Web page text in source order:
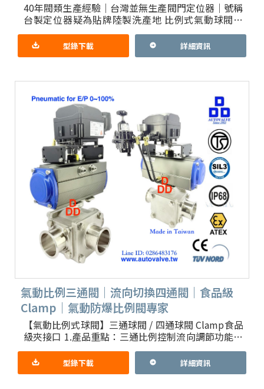
40年閥類生產經驗｜台灣並無生產閥門定位器｜號稱
台製定位器疑為貼牌陸製洗產地 比例式氣動球閥｜
總代理防爆TS認證定位器，防爆證書有政府把關產
地現形 領先業界提供
型錄下載 詳細資訊
氣動比例三通閥｜流向切換四通閥｜食品級
Clamp｜氣動防爆比例閥專家
【氣動比例式球閥】三通球閥 / 四通球閥 Clamp食品
級夾接口 1.產品重點：三通比例控制流向調節功能，
採韓國進口防爆型氣動驅動器及防爆比例控制器 台
製三通或
型錄下載 詳細資訊